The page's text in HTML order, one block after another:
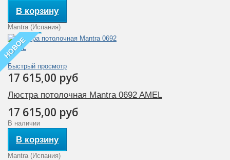
В корзину
Mantra (Испания)
Быстрый просмотр
17 615,00 руб
НОВОЕ
Люстра потолочная Mantra 0692 AMEL
17 615,00 руб
В наличии
В корзину
Mantra (Испания)